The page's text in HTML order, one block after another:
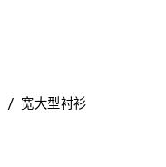
宽大型衬衫